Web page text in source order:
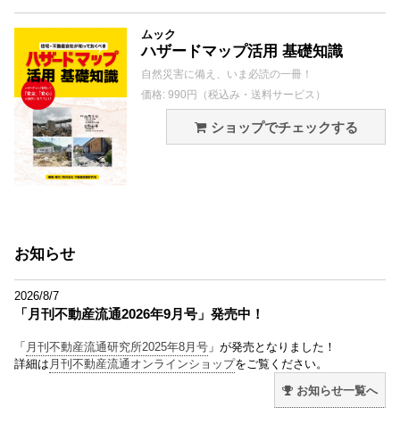
ムック
ハザードマップ活用 基礎知識
自然災害に備え、いま必読の一冊！
価格: 990円（税込み・送料サービス）
ショップでチェックする
お知らせ
2026/8/7
「月刊不動産流通2026年9月号」発売中！
「 月刊不動産流通研究所2025年8月号 」が発売となりました！
詳細は 月刊不動産流通オンラインショップをご覧ください。
お知らせ一覧へ